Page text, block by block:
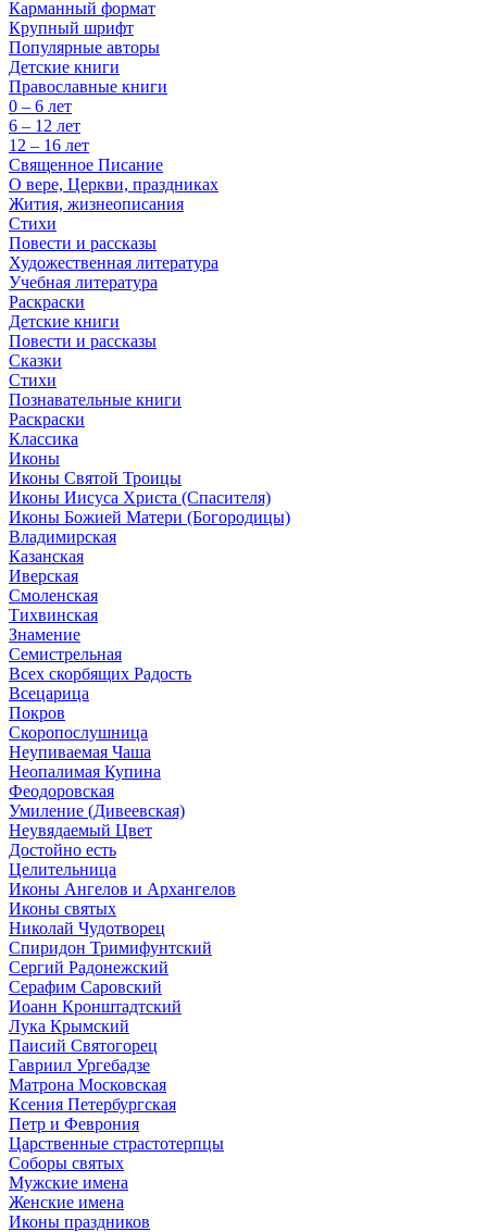
Карманный формат
Крупный шрифт
Популярные авторы
Детские книги
Православные книги
0 – 6 лет
6 – 12 лет
12 – 16 лет
Священное Писание
О вере, Церкви, праздниках
Жития, жизнеописания
Стихи
Повести и рассказы
Художественная литература
Учебная литература
Раскраски
Детские книги
Повести и рассказы
Сказки
Стихи
Познавательные книги
Раскраски
Классика
Иконы
Иконы Святой Троицы
Иконы Иисуса Христа (Спасителя)
Иконы Божией Матери (Богородицы)
Владимирская
Казанская
Иверская
Смоленская
Тихвинская
Знамение
Семистрельная
Всех скорбящих Радость
Всецарица
Покров
Скоропослушница
Неупиваемая Чаша
Неопалимая Купина
Феодоровская
Умиление (Дивеевская)
Неувядаемый Цвет
Достойно есть
Целительница
Иконы Ангелов и Архангелов
Иконы святых
Николай Чудотворец
Спиридон Тримифунтский
Сергий Радонежский
Серафим Саровский
Иоанн Кронштадтский
Лука Крымский
Паисий Святогорец
Гавриил Ургебадзе
Матрона Московская
Ксения Петербургская
Петр и Феврония
Царственные страстотерпцы
Соборы святых
Мужские имена
Женские имена
Иконы праздников